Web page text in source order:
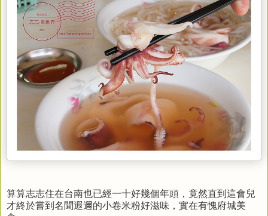
算算志志住在台南也已經一十好幾個年頭，竟然直到這會兒
才終於嘗到名聞遐邇的小卷米粉好滋味 ，實在有愧府城美